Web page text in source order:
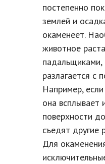
постепенно
землей и
окаменеет.
животное
разлагается с
Например,
она всплывает
поверхности
съедят другие
Для